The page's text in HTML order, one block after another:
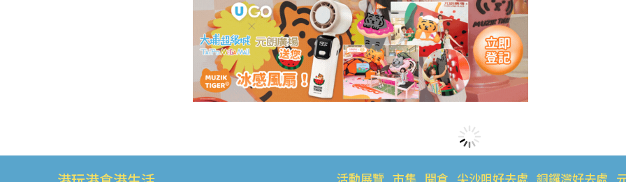
活動展覽 市集 開倉 尖沙咀好去處 銅鑼灣好去處